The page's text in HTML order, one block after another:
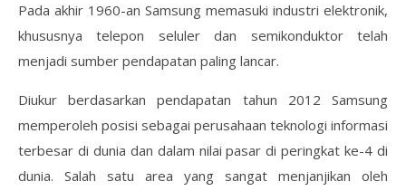
Pada akhir 1960-an Samsung memasuki industri elektronik,
khususnya telepon seluler dan semikonduktor telah
menjadi sumber pendapatan paling lancar.
Diukur berdasarkan pendapatan tahun 2012 Samsung
memperoleh posisi sebagai perusahaan teknologi informasi
terbesar di dunia dan dalam nilai pasar di peringkat ke-4 di
dunia. Salah satu area yang sangat menjanjikan oleh